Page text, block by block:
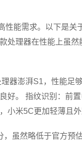
能需求。以下是
处理器在性能上虽
器澎湃S1，性能足
好。 指纹识别：前
小米5C更加轻薄且外
虽然略低于官方预